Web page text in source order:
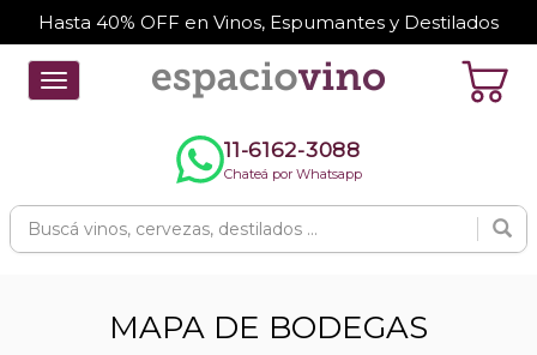
Hasta 40% OFF en Vinos, Espumantes y Destilados
Toggle
navigation
11-6162-3088
Chateá por Whatsapp
MAPA DE BODEGAS